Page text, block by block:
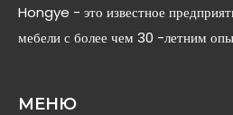
Hongye - это известное
мебели с более чем 30 -летним
МЕНЮ